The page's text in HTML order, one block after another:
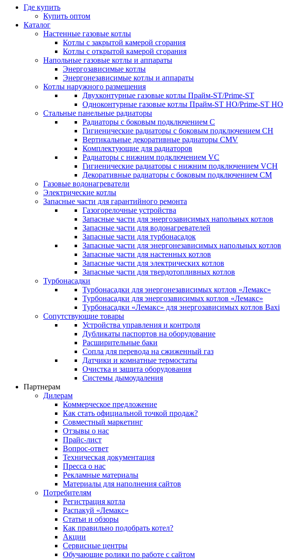
Где купить
Купить оптом
Каталог
Настенные газовые котлы
Котлы с закрытой камерой сгорания
Котлы с открытой камерой сгорания
Напольные газовые котлы и аппараты
Энергозависимые котлы
Энергонезависимые котлы и аппараты
Котлы наружного размещения
Двухконтурные газовые котлы Прайм-ST/Prime-ST
Одноконтурные газовые котлы Прайм-ST HO/Prime-ST HO
Стальные панельные радиаторы
Радиаторы c боковым подключением C
Гигиенические радиаторы c боковым подключением CH
Вертикальные декоративные радиаторы CMV
Комплектующие для радиаторов
Радиаторы c нижним подключением VC
Гигиенические радиаторы c нижним подключением VCH
Декоративные радиаторы с боковым подключением CM
Газовые водонагреватели
Электрические котлы
Запасные части для гарантийного ремонта
Газогорелочные устройства
Запасные части для энергозависимых напольных котлов
Запасные части для водонагревателей
Запасные части для турбонасадок
Запасные части для энергонезависимых напольных котлов
Запасные части для настенных котлов
Запасные части для электрических котлов
Запасные части для твердотопливных котлов
Турбонасадки
Турбонасадки для энергонезависимых котлов «Лемакс»
Турбонасадки для энергозависимых котлов «Лемакс»
Турбонасадки «Лемакс» для энергозависимых котлов Baxi
Сопутствующие товары
Устройства управления и контроля
Дубликаты паспортов на оборудование
Расширительные баки
Сопла для перевода на сжиженный газ
Датчики и комнатные термостаты
Очистка и защита оборудования
Системы дымоудаления
Партнерам
Дилерам
Коммерческое предложение
Как стать официальной точкой продаж?
Совместный маркетинг
Отзывы о нас
Прайс-лист
Вопрос-ответ
Техническая документация
Пресса о нас
Рекламные материалы
Материалы для наполнения сайтов
Потребителям
Регистрация котла
Распакуй «Лемакс»
Статьи и обзоры
Как правильно подобрать котел?
Акции
Сервисные центры
Обучающие ролики по работе с сайтом